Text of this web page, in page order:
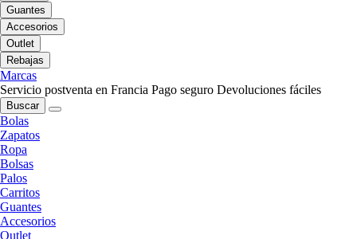
Guantes
Accesorios
Outlet
Rebajas
Marcas
Servicio postventa en Francia Pago seguro Devoluciones fáciles
Buscar
Bolas
Zapatos
Ropa
Bolsas
Palos
Carritos
Guantes
Accesorios
Outlet